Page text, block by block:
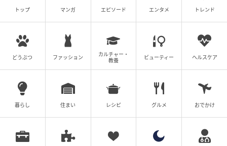
トップ マンガ エピソード エンタメ トレンド
どうぶつ ファッション
カルチャー・
教養
ビューティー ヘルスケア
暮らし 住まい レシピ グルメ おでかけ